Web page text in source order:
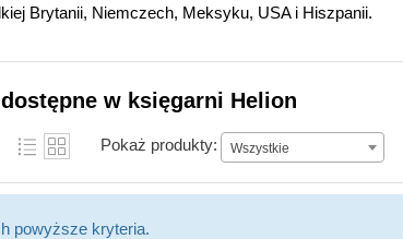
Brytanii, Niemczech, Meksyku, USA i Hiszpanii.
w księgarni Helion
Pokaż produkty: Wszystkie
powyższe kryteria.